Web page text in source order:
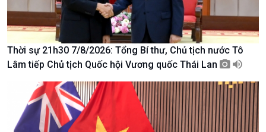
Giới thiệu
Thời sự
Thời sự 6h
Thời sự 12h
Thời sự 21h30 7/8/2026: Tổng Bí thư, Chủ tịch nước Tô
Lâm tiếp Chủ tịch Quốc hội Vương quốc Thái Lan